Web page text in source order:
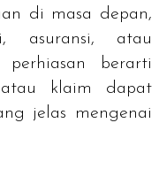
di masa depan,
asuransi, atau
berarti
klaim dapat
jelas mengenai